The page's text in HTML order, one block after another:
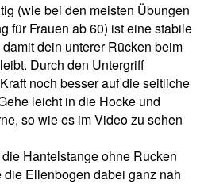
(wie bei den meisten Übungen
für Frauen ab 60) ist eine stabile
damit dein unterer Rücken beim
Durch den Untergriff
noch besser auf die seitliche
leicht in die Hocke und
so wie es im Video zu sehen
Hantelstange ohne Rucken
die Ellenbogen dabei ganz nah